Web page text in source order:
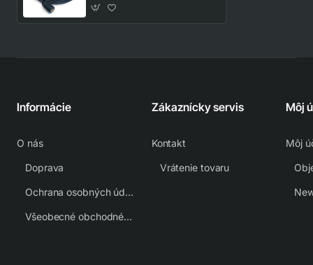
Informácie
O nás
Doprava
Ochrana osobných údajov
Všeobecné obchodné podmienky
Zákaznícky servis
Kontakt
Vrátenie tovaru
Môj
Môj